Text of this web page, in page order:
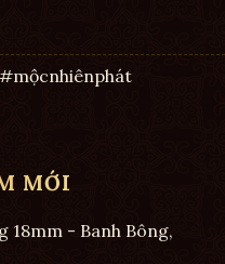
MỚI
18mm - Banh Bông,